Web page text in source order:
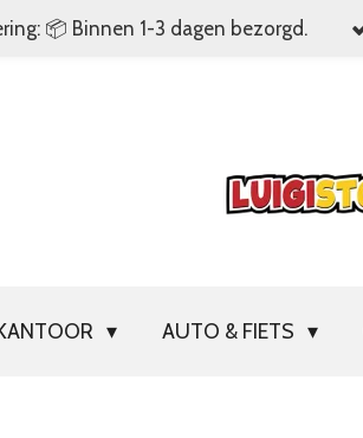
📦 Binnen 1-3 dagen bezorgd.
AUTO & FIETS